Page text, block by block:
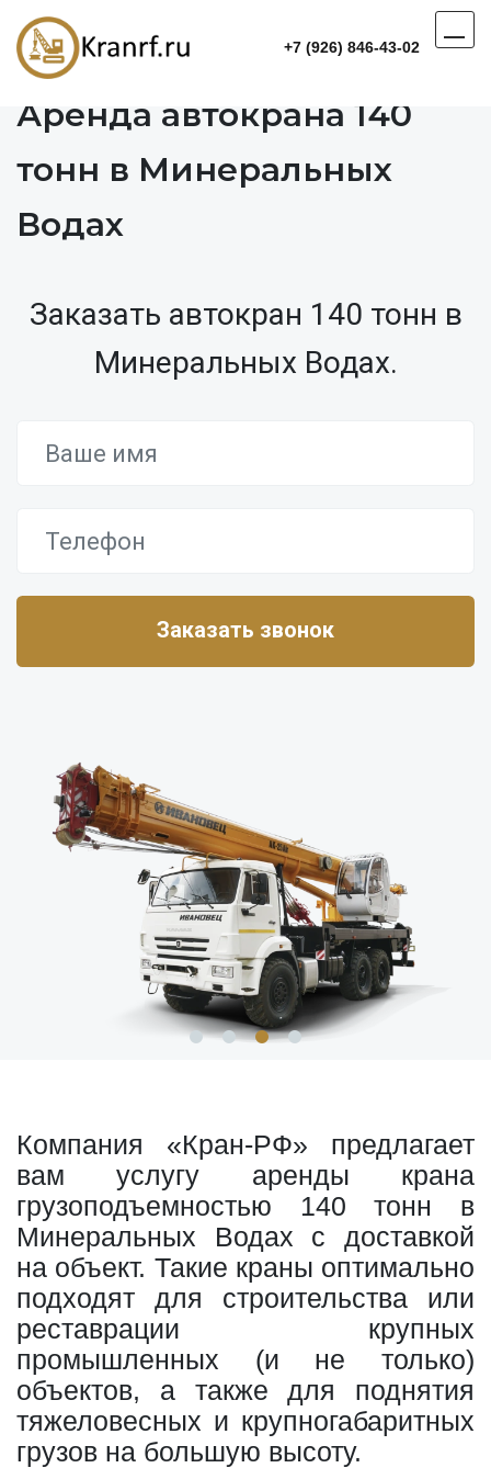
+7 (926) 846-43-02
Аренда автокрана 140
тонн в Минеральных
Водах
Заказать автокран 140 тонн в
Минеральных Водах.
Компания «Кран-РФ» предлагает
вам услугу аренды крана
грузоподъемностью 140 тонн в
Минеральных Водах с доставкой
на объект. Такие краны оптимально
подходят для строительства или
реставрации крупных
промышленных (и не только)
объектов, а также для поднятия
тяжеловесных и крупногабаритных
грузов на большую высоту.